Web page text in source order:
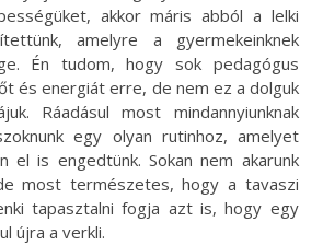
akkor máris abból a lelki
amelyre a gyermekeinknek
Én tudom, hogy sok pedagógus
és energiát erre, de nem ez a dolguk
Ráadásul most mindannyiunknak
egy olyan rutinhoz, amelyet
el is engedtünk. Sokan nem akarunk
most természetes, hogy a tavaszi
tapasztalni fogja azt is, hogy egy
újra a verkli.